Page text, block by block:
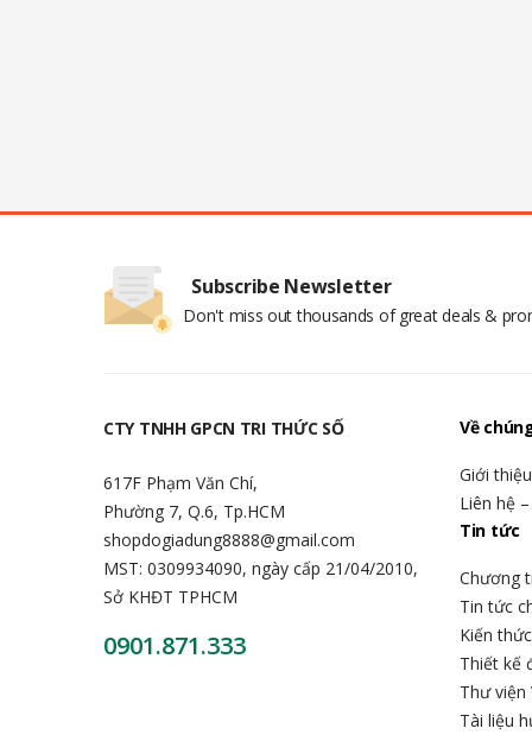
Subscribe Newsletter
Don't miss out thousands of great deals &
CTY TNHH GPCN TRI THỨC SỐ
617F Phạm Văn Chí,
Phường 7, Q.6, Tp.HCM
shopdogiadung8888@gmail.com
MST: 0309934090, ngày cấp 21/04/2010,
Sở KHĐT TPHCM
0901.871.333
Về
Giới
Liên hệ
Tin tức
Chương
Tin tức
Kiến
Thiết kế
Thư viện
Tài liệu